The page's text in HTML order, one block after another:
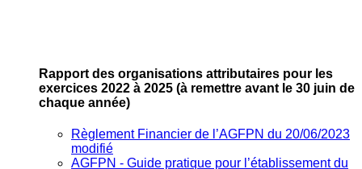
Rapport des organisations attributaires pour les
exercices 2022 à 2025 (à remettre avant le 30 juin de
chaque année)
Règlement Financier de l’AGFPN du 20/06/2023
modifié
AGFPN ‐ Guide pratique pour l’établissement du